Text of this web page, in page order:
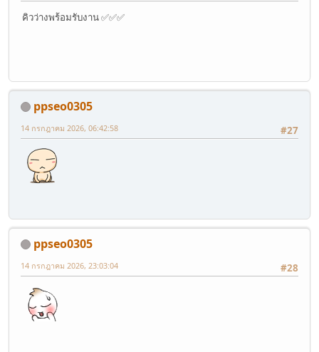
คิวว่างพร้อมรับงาน ✅✅✅
ppseo0305
#27
14 กรกฎาคม 2026, 06:42:58
ppseo0305
#28
14 กรกฎาคม 2026, 23:03:04